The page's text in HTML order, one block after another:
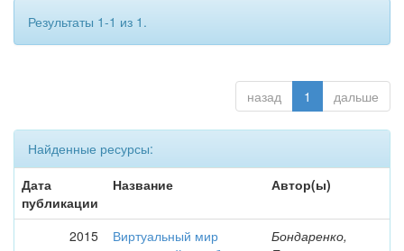
Результаты 1-1 из 1.
назад 1 дальше
Найденные ресурсы:
Дата
публикации
Название Автор(ы)
2015
Виртуальный мир
Бондаренко,